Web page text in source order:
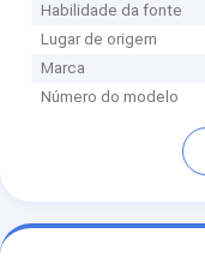
Habilidade da fonte
Lugar de origem
Marca
Número do modelo